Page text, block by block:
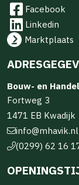
Facebook
Linkedin
Marktplaats
Bouw- en
Fortweg 3
1471 EB Kwadijk
info@mhavik.nl
(0299) 62 16